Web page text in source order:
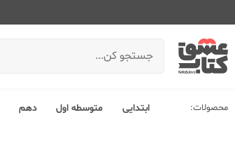
محصولات: ابتدایی متوسطه اول دهم